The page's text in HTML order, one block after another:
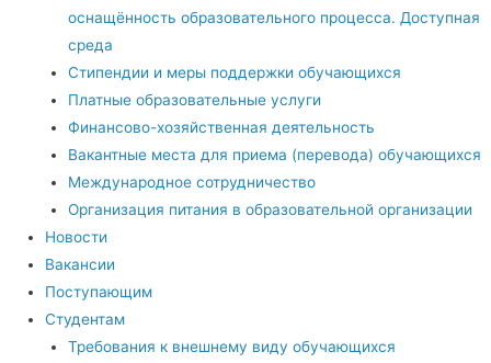
оснащённость образовательного процесса. Доступная
среда
Стипендии и меры поддержки обучающихся
Платные образовательные услуги
Финансово-хозяйственная деятельность
Вакантные места для приема (перевода) обучающихся
Международное сотрудничество
Организация питания в образовательной организации
Новости
Вакансии
Поступающим
Студентам
Требования к внешнему виду обучающихся